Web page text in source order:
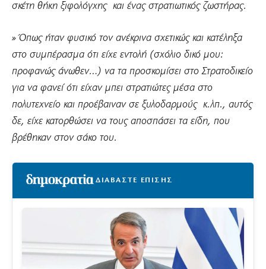
σκέτη θήκη ξιφολόγχης και ένας στρατιωτικός ζωστήρας.
»Όπως ήταν φυσικό τον ανέκρινα σχετικώς και κατέληξα
στο συμπέρασμα ότι είχε εντολή (σχόλιο δικό μου:
προφανώς άνωθεν…) να τα προσκομίσει στο Στρατοδικείο
για να φανεί ότι είχαν μπει στρατιώτες μέσα στο
πολυτεχνείο και προέβαιναν σε ξυλοδαρμούς κ.λπ., αυτός
δε, είχε κατορθώσει να τους αποσπάσει τα είδη, που
βρέθηκαν στον σάκο του.
ΔΙΑΒΑΣΤΕ ΕΠΙΣΗΣ